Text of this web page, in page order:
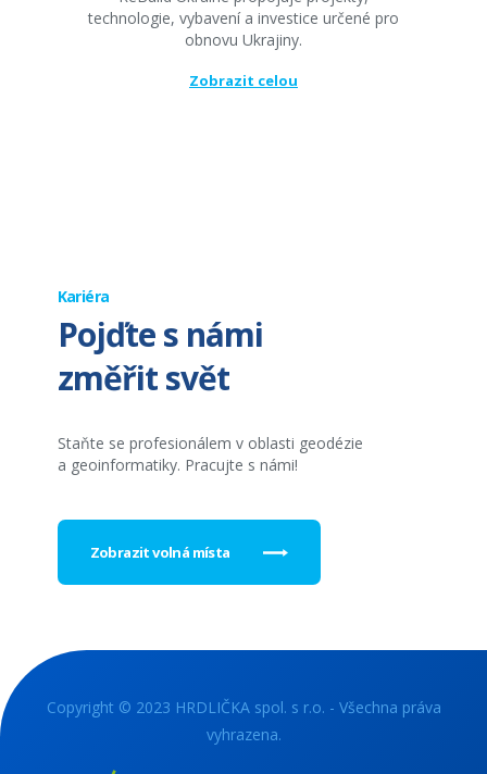
technologie, vybavení a investice určené pro
obnovu Ukrajiny.
Zobrazit celou
Kariéra
Pojďte s námi
změřit svět
Staňte se profesionálem v oblasti geodézie
a geoinformatiky. Pracujte s námi!
Zobrazit volná místa
Copyright © 2023 HRDLIČKA spol. s r.o. - Všechna práva
vyhrazena.